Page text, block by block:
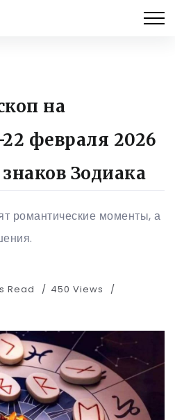
на
февраля 2026
Зодиака
романтические моменты, а
Read
450 Views